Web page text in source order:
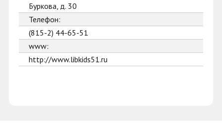
Буркова, д. 30
Телефон:
(815-2) 44-65-51
www:
http://www.libkids51.ru